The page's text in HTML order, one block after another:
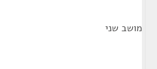
מושב שני